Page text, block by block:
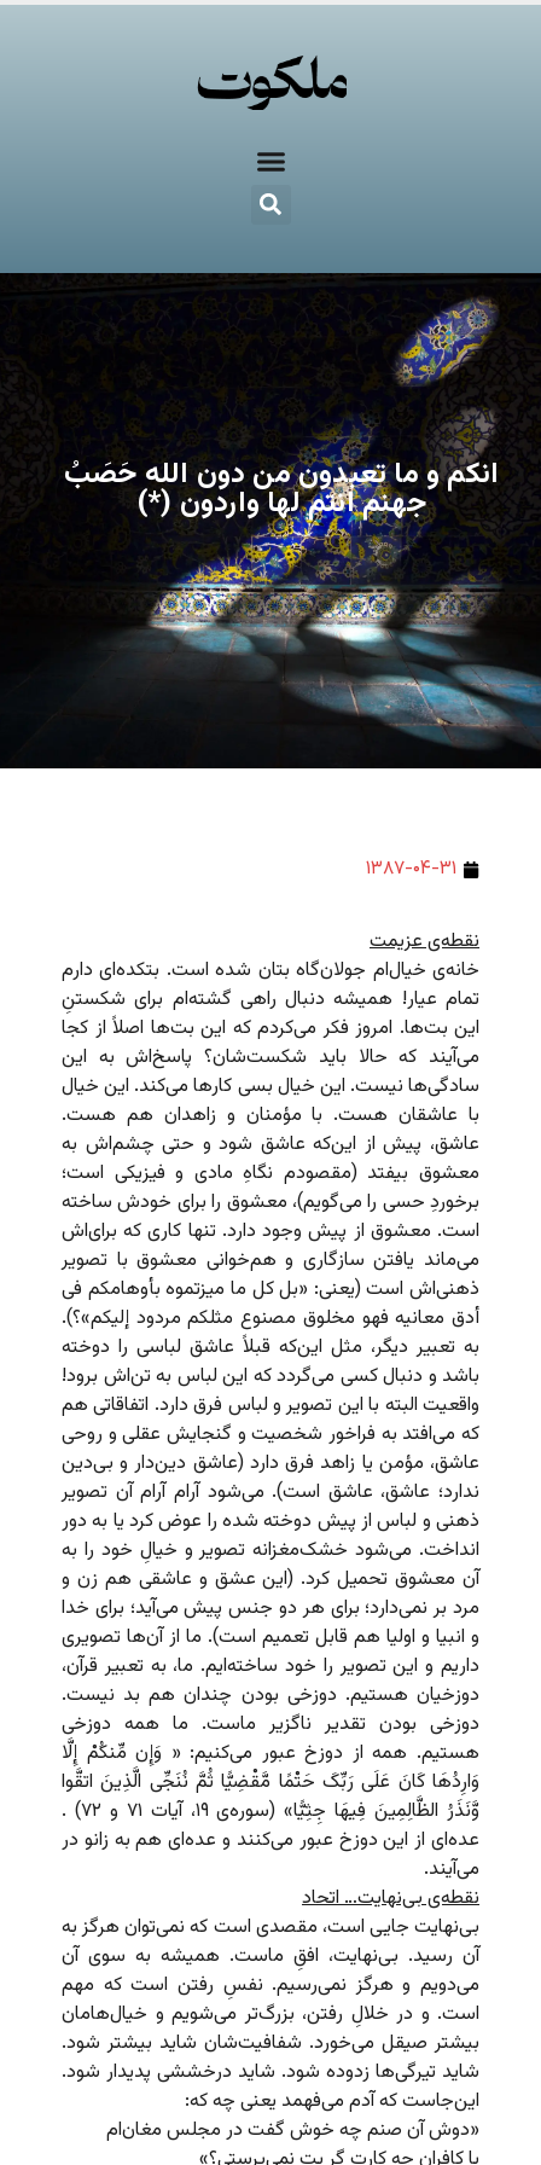
انکم و ما تعبدون من دون الله حَصَبُ
جهنم انتم لها واردون (*)
۱۳۸۷-۰۴-۳۱
نقطه‌ی عزیمت
خانه‌ی خیال‌ام جولان‌گاه بتان شده است. بتکده‌ای دارم
تمام عیار! همیشه دنبال راهی گشته‌ام برای شکستنِ
این بت‌ها. امروز فکر می‌کردم که این بت‌ها اصلاً از کجا
می‌آیند که حالا باید شکست‌شان؟ پاسخ‌اش به این
سادگی‌ها نیست. این خیال بسی کارها می‌کند. این خیال
با عاشقان هست. با مؤمنان و زاهدان هم هست.
عاشق، پیش از این‌که عاشق شود و حتی چشم‌اش به
معشوق بیفتد (مقصودم نگاهِ مادی و فیزیکی است؛
برخوردِ حسی را می‌گویم)، معشوق را برای خودش ساخته
است. معشوق از پیش وجود دارد. تنها کاری که برای‌اش
می‌ماند یافتن سازگاری و هم‌خوانی معشوق با تصویر
ذهنی‌اش است (یعنی: «بل کل ما میزتموه بأوهامکم فی
أدق معانیه فهو مخلوق مصنوع مثلکم مردود إلیکم»؟).
به تعبیر دیگر، مثل این‌که قبلاً عاشق لباسی را دوخته
باشد و دنبال کسی می‌گردد که این لباس به تن‌اش برود!
واقعیت البته با این تصویر و لباس فرق دارد. اتفاقاتی هم
که می‌افتد به فراخور شخصیت و گنجایش عقلی و روحی
عاشق، مؤمن یا زاهد فرق دارد (عاشق دین‌دار و بی‌دین
ندارد؛ عاشق، عاشق است). می‌شود آرام آرام آن تصویر
ذهنی و لباس از پیش دوخته شده را عوض کرد یا به دور
انداخت. می‌شود خشک‌مغزانه تصویر و خیالِ خود را به
آن معشوق تحمیل کرد. (این عشق و عاشقی هم زن و
مرد بر نمی‌دارد؛ برای هر دو جنس پیش می‌آید؛ برای خدا
و انبیا و اولیا هم قابل تعمیم است). ما از آن‌ها تصویری
داریم و این تصویر را خود ساخته‌ایم. ما، به تعبیر قرآن،
دوزخیان هستیم. دوزخی بودن چندان هم بد نیست.
دوزخی بودن تقدیر ناگزیر ماست. ما همه دوزخی
هستیم. همه از دوزخ عبور می‌کنیم: « وَإِن مِّنکُمْ إِلَّا
وَارِدُهَا کَانَ عَلَى رَبِّکَ حَتْمًا مَّقْضِیًّا ثُمَّ نُنَجِّی الَّذِینَ اتقَّوا
وَّنَذَرُ الظَّالِمِینَ فِیهَا جِثِیًّا» (سوره‌ی ۱۹، آیات ۷۱ و ۷۲) .
عده‌ای از این دوزخ عبور می‌کنند و عده‌ای هم به زانو در
می‌آیند.
نقطه‌ی بی‌نهایت… اتحاد
بی‌نهایت جایی است، مقصدی است که نمی‌توان هرگز به
آن رسید. بی‌نهایت، افقِ‌ ماست. همیشه به سوی آن
می‌دویم و هرگز نمی‌رسیم. نفسِ رفتن است که مهم
است. و در خلالِ رفتن، بزرگ‌تر می‌شویم و خیال‌هامان
بیشتر صیقل می‌خورد. شفافیت‌شان شاید بیشتر شود.
شاید تیرگی‌ها زدوده شود. شاید درخششی پدیدار شود.
این‌جاست که آدم می‌فهمد یعنی چه که:
«دوش آن صنم چه خوش گفت در مجلس مغان‌ام